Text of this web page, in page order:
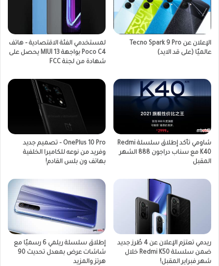
الإعلان عن Tecno Spark 9 Pro
عالميًا (على قد الايد)
لمستخدمي الفئة الاقتصادية – هاتف
Poco C4 بواجهة MIUI 13 يحصل على
شهادة من لجنة FCC
شاومي تأكد إطلاق سلسلة Redmi
K40 مع سناب دراجون 888 الشهر
المقبل
OnePlus 10 Pro – تصميم جديد
وفريد من نوعه للكاميرا الخلفية
بهاتف ون بلس القادم!
ريدمي تعتزم الإعلان عن 4 طُرز جديد
ضمن سلسلة Redmi K50 خلال
شهر فبراير المقبل!
إطلاق سلسلة ريلمي 6 رسميًا مع
شاشات عرض بمعدل تحديث 90
هرتز والمزيد